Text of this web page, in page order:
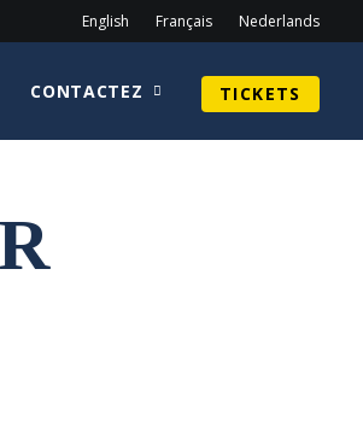
English Français Nederlands
CONTACTEZ TICKETS